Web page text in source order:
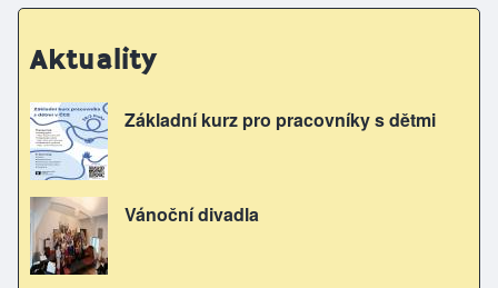
Aktuality
Základní kurz pro pracovníky s dětmi
Vánoční divadla